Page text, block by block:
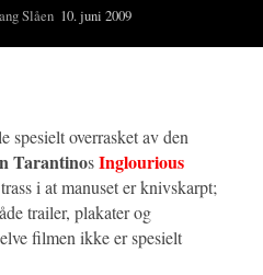
Slåen 10. juni 2009
spesielt overrasket av den
TarantinosInglourious
i at manuset er knivskarpt;
trailer, plakater og
filmen ikke er spesielt